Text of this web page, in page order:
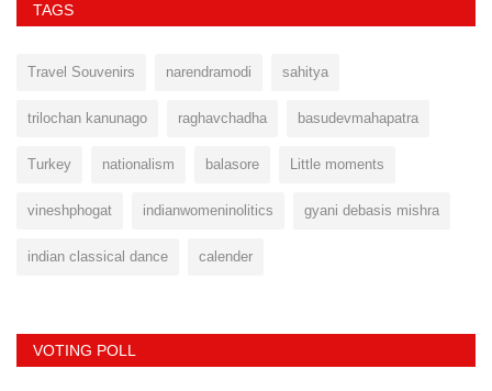
TAGS
Travel Souvenirs narendramodi sahitya
trilochan kanunago raghavchadha basudevmahapatra
Turkey nationalism balasore Little moments
vineshphogat indianwomeninolitics gyani debasis mishra
indian classical dance calender
VOTING POLL